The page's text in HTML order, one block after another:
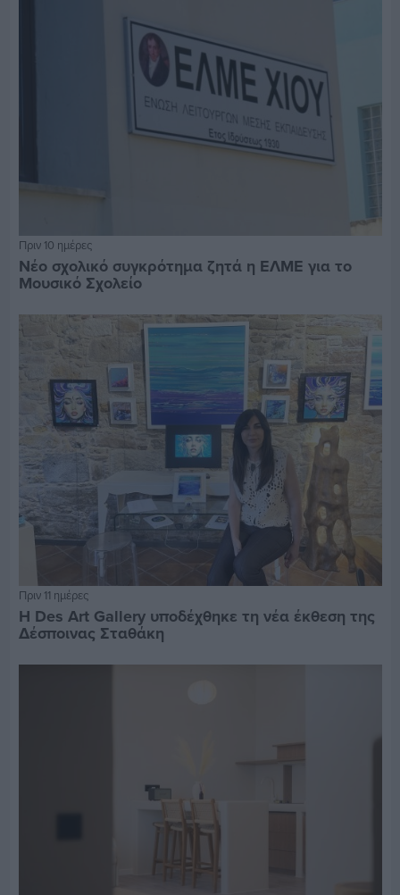
Πριν 10 ημέρες
Νέο σχολικό συγκρότημα ζητά η ΕΛΜΕ για το
Μουσικό Σχολείο
Πριν 11 ημέρες
Η Des Art Gallery υποδέχθηκε τη νέα έκθεση της
Δέσποινας Σταθάκη